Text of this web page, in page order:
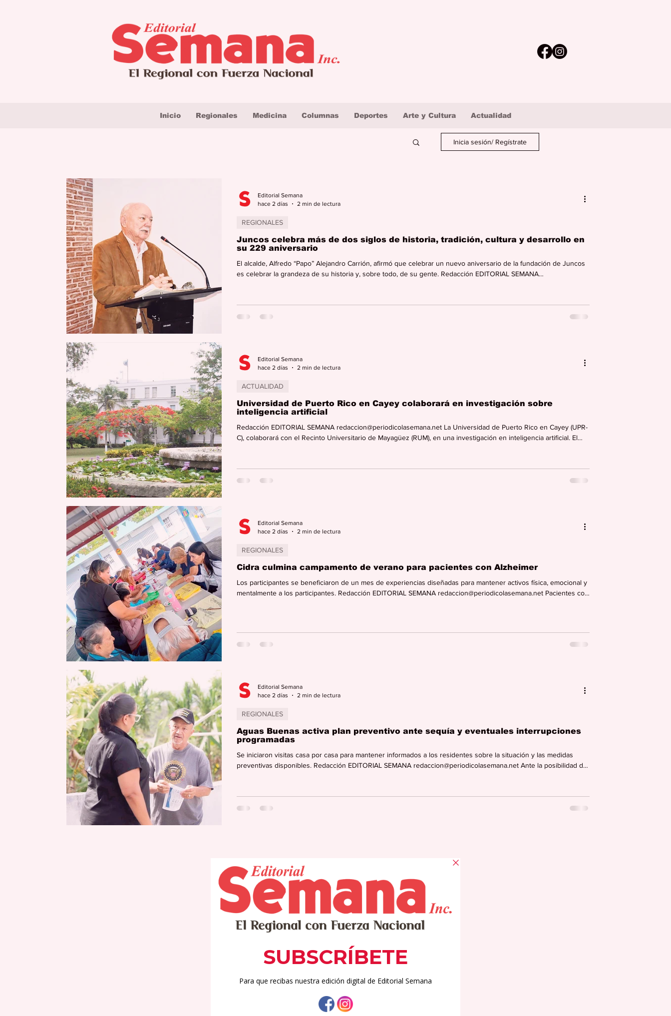
Inicio Regionales Medicina Columnas Deportes Arte y Cultura Actualidad
Inicia sesión/ Regístrate
Juncos celebra más de dos siglos de historia, tradición, cultura y desarrollo en
su 229 aniversario
El alcalde, Alfredo “Papo” Alejandro Carrión, afirmó que celebrar un nuevo aniversario de la fundación de Juncos
es celebrar la grandeza de su historia y, sobre todo, de su gente. Redacción EDITORIAL SEMANA
cultura y desarrollo, construidos gracias al esfuer
REGIONALES
Editorial Semana
hace 2 días
2 min de lectura
Universidad de Puerto Rico en Cayey colaborará en investigación sobre
inteligencia artificial
Redacción EDITORIAL SEMANA redaccion@periodicolasemana.net La Universidad de Puerto Rico en Cayey (UPR-
C), colaborará con el Recinto Universitario de Mayagüez (RUM), en una investigación en inteligencia artificial. El
una convocatoria altamente competitiva dirigida
ACTUALIDAD
Editorial Semana
hace 2 días
2 min de lectura
Cidra culmina campamento de verano para pacientes con Alzheimer
Los participantes se beneficiaron de un mes de experiencias diseñadas para mantener activos física, emocional y
mentalmente a los participantes. Redacción EDITORIAL SEMANA redaccion@periodicolasemana.net Pacientes con
REGIONALES
Editorial Semana
hace 2 días
2 min de lectura
Aguas Buenas activa plan preventivo ante sequía y eventuales interrupciones
programadas
Se iniciaron visitas casa por casa para mantener informados a los residentes sobre la situación y las medidas
preventivas disponibles. Redacción EDITORIAL SEMANA redaccion@periodicolasemana.net Ante la posibilidad de
conservación del recurso y en la continuidad de lo
REGIONALES
Editorial Semana
hace 2 días
2 min de lectura